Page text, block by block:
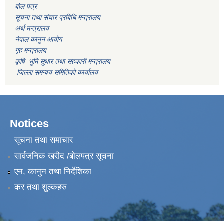
बोल पत्र
सूचना तथा संचार प्रबिधि मन्त्रालय
अर्थ मन्त्रालय
नेपाल कानुन आयोग
गृह मन्त्रालय
कृषि भुमि सुधार तथा सहकारी मन्त्रालय
जिल्ला समन्वय समितिको कार्यालय
Notices
सूचना तथा समाचार
सार्वजनिक खरीद /बोलपत्र सूचना
एन, कानुन तथा निर्देशिका
कर तथा शुल्कहरु